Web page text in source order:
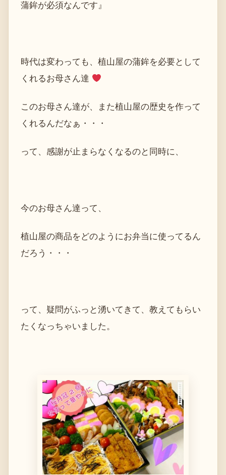
蒲鉾が必須なんです』
時代は変わっても、植山屋の蒲鉾を必要として
くれるお母さん達
このお母さん達が、また植山屋の歴史を作って
くれるんだなぁ・・・
って、感謝が止まらなくなるのと同時に、
今のお母さん達って、
植山屋の商品をどのようにお弁当に使ってるん
だろう・・・
って、疑問がふっと湧いてきて、教えてもらい
たくなっちゃいました。